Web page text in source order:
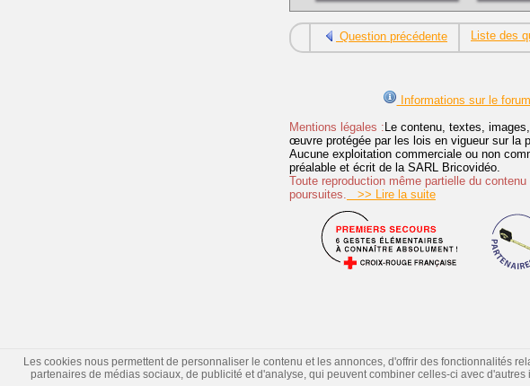
Question précédente Liste des
Informations sur le
Mentions légales : Le contenu, textes,
œuvre protégée par les lois en vigueur sur la
Aucune exploitation commerciale ou non
préalable et écrit de la SARL Bricovidéo.
Toute reproduction même partielle du
poursuites. >> Lire la suite
Les cookies nous permettent de personnaliser le contenu et les annonces, d'offrir des fonctionnalités
partenaires de médias sociaux, de publicité et d'analyse, qui peuvent combiner celles-ci avec